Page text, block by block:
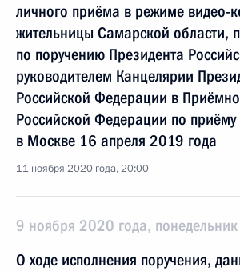
личного приёма в режиме видео-
жительницы Самарской области,
по поручению Президента
руководителем Канцелярии
Российской Федерации в
Российской Федерации по приёму
в Москве 16 апреля 2019 года
11 ноября 2020 года, 20:00
9 ноября 2020 года, понедельник
О ходе исполнения поручения,